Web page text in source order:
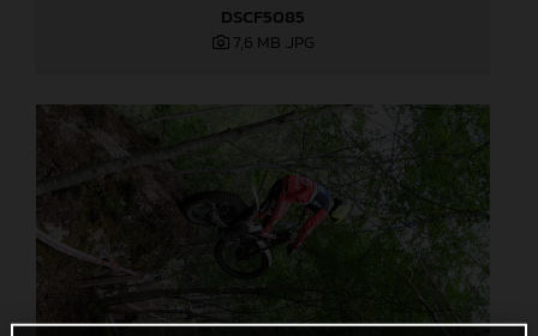
DSCF5085
7,6 MB .JPG